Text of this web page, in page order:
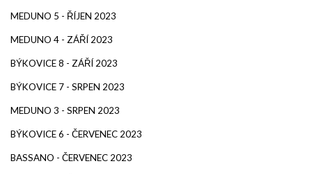
MEDUNO 5 - ŘÍJEN 2023
MEDUNO 4 - ZÁŘÍ 2023
BÝKOVICE 8 - ZÁŘÍ 2023
BÝKOVICE 7 - SRPEN 2023
MEDUNO 3 - SRPEN 2023
BÝKOVICE 6 - ČERVENEC 2023
BASSANO - ČERVENEC 2023